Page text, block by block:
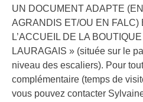
UN DOCUMENT ADAPTE
AGRANDIS ET/OU EN FALC)
L’ACCUEIL DE LA
LAURAGAIS » (située sur le
niveau des escaliers). Pour
complémentaire (temps de
vous pouvez contacter